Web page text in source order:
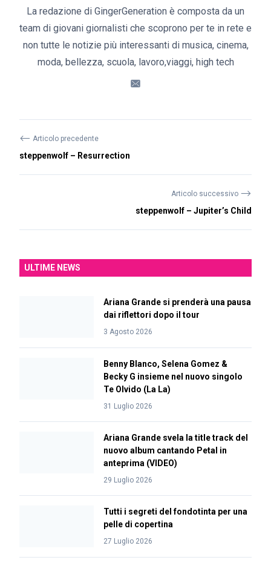
La redazione di GingerGeneration è composta da un
team di giovani giornalisti che scoprono per te in rete e
non tutte le notizie più interessanti di musica, cinema,
moda, bellezza, scuola, lavoro,viaggi, high tech
⟵ Articolo precedente
steppenwolf – Resurrection
Articolo successivo ⟶
steppenwolf – Jupiter’s Child
ULTIME NEWS
Ariana Grande si prenderà una pausa
dai riflettori dopo il tour
3 Agosto 2026
Benny Blanco, Selena Gomez &
Becky G insieme nel nuovo singolo
Te Olvido (La La)
31 Luglio 2026
Ariana Grande svela la title track del
nuovo album cantando Petal in
anteprima (VIDEO)
29 Luglio 2026
Tutti i segreti del fondotinta per una
pelle di copertina
27 Luglio 2026